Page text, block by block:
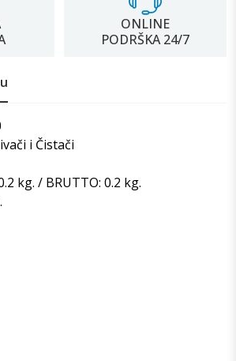
ONLINE
PODRŠKA 24/7
i Čistači
kg. / BRUTTO: 0.2 kg.